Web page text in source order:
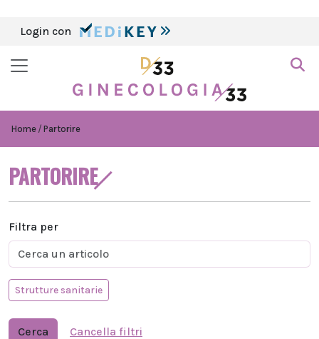
Login con
Home Partorire
PARTORIRE
Filtra per
Strutture sanitarie
Cerca Cancella filtri